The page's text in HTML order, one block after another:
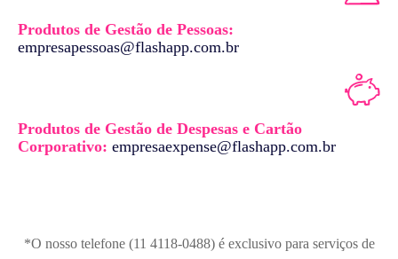
Produtos de Gestão de Pessoas:
empresapessoas@flashapp.com.br
Produtos de Gestão de Despesas e Cartão
Corporativo: empresaexpense@flashapp.com.br
*O nosso telefone (11 4118-0488) é exclusivo para serviços de